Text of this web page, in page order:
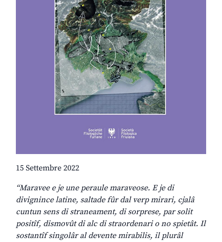
15 Settembre 2022
“Maravee e je une peraule maraveose. E je di
divignince latine, saltade fûr dal verp mirari, cjalâ
cuntun sens di straneament, di sorprese, par solit
positîf, dismovût di alc di straordenari o no spietât. Il
sostantîf singolâr al devente mirabilis, il plurâl